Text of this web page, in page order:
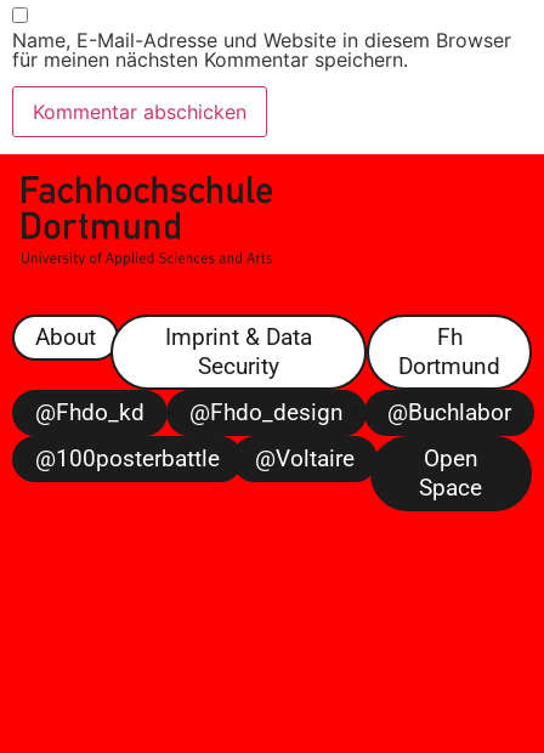
Name, E-Mail-Adresse und Website in diesem Browser
für meinen nächsten Kommentar speichern.
About
Imprint & Data
Security
Fh
Dortmund
@fhdo_kd
@fhdo_design
@buchlabor
@100posterbattle
@voltaire
Open
Space